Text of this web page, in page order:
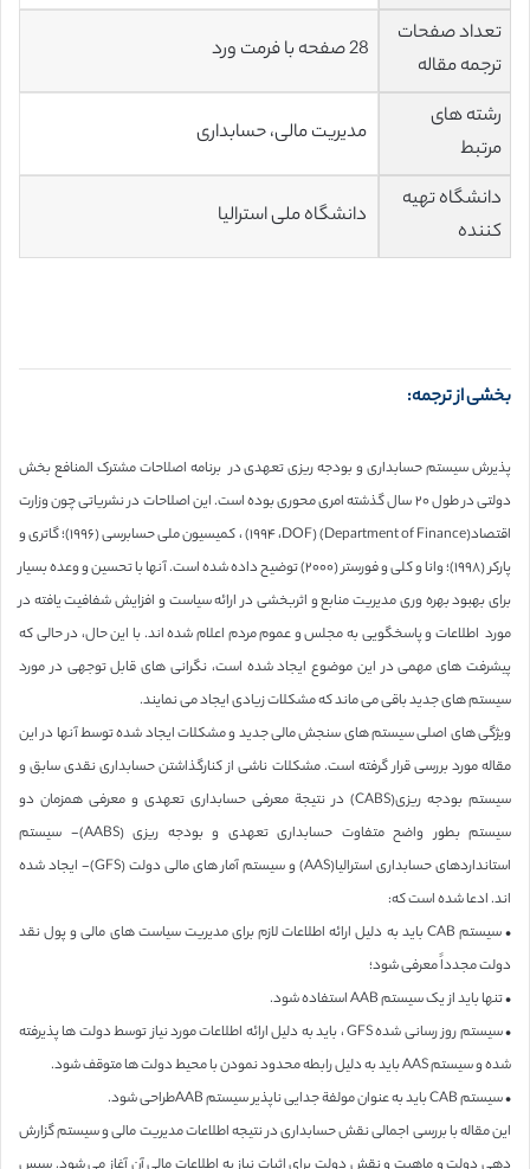
تعداد صفحات
ترجمه مقاله
28 صفحه با فرمت ورد
رشته های
مرتبط
مدیریت مالی، حسابداری
دانشگاه تهیه
کننده
دانشگاه ملی استرالیا
بخشی از ترجمه:
پذیرش سیستم حسابداری و بودجه ریزی تعهدی در برنامه اصلاحات مشترک المنافع بخش
دولتی در طول ٢٠ سال گذشته امری محوری بوده است. این اصلاحات در نشریاتی چون وزارت
اقتصاد(Department of Finance) (DOF، ١٩٩۴) ، کمیسیون ملی حسابرسی (١٩٩۶)؛ گاتری و
پارکر (١٩٩٨)؛ وانا و کلی و فورستر (٢٠٠٠) توضیح داده شده است. آنها با تحسین و وعده بسیار
برای بهبود بهره وری مدیریت منابع و اثربخشی در ارائه سیاست و افزایش شفافیت یافته در
مورد اطلاعات و پاسخگویی به مجلس و عموم مردم اعلام شده اند. با این حال، در حالی که
پیشرفت های مهمی در این موضوع ایجاد شده است، نگرانی های قابل توجهی در مورد
سیستم های جدید باقی می ماند که مشکلات زیادی ایجاد می نمایند.
ویژگی های اصلی سیستم های سنجش مالی جدید و مشکلات ایجاد شده توسط آنها در این
مقاله مورد بررسی قرار گرفته است. مشکلات ناشی از کنارگذاشتن حسابداری نقدی سابق و
سیستم بودجه ریزی(CABS) در نتیجة معرفی حسابداری تعهدی و معرفی همزمان دو
سیستم بطور واضح متفاوت حسابداری تعهدی و بودجه ریزی (AABS)- سیستم
استانداردهای حسابداری استرالیا(AAS) و سیستم آمار های مالی دولت (GFS)- ایجاد شده
اند. ادعا شده است که:
• سیستم CAB باید به دلیل ارائه اطلاعات لازم برای مدیریت سیاست های مالی و پول نقد
دولت مجدداً معرفی شود؛
• تنها باید از یک سیستم AAB استفاده شود.
• سیستم روز رسانی شده GFS ، باید به دلیل ارائه اطلاعات مورد نیاز توسط دولت ها پذیرفته
شده و سیستم AAS باید به دلیل رابطه محدود نمودن با محیط دولت ها متوقف شود.
• سیستم CAB باید به عنوان مولفة جدایی ناپذیر سیستم AABطراحی شود.
این مقاله با بررسی اجمالی نقش حسابداری در نتیجه اطلاعات مدیریت مالی و سیستم گزارش